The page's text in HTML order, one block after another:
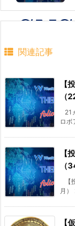
関連記事
【
（
21
ロボ
【
（
月
【